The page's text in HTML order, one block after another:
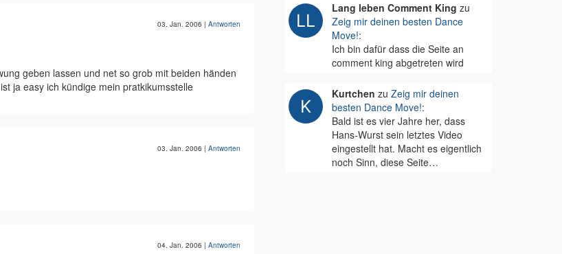
03. Jan. 2006 | Antworten
geben lassen und net so grob mit beiden händen
ja easy ich kündige mein pratkikumsstelle
03. Jan. 2006 | Antworten
04. Jan. 2006 | Antworten
Lang leben Comment King zu
Zeig mir deinen besten Dance
Move!:
Ich bin dafür dass die Seite an
comment king abgetreten wird
Kurtchen zu Zeig mir deinen
besten Dance Move!:
Bald ist es vier Jahre her, dass
Hans-Wurst sein letztes Video
eingestellt hat. Macht es eigentlich
noch Sinn, diese Seite…